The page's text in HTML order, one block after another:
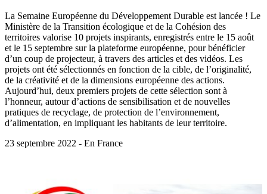
La Semaine Européenne du Développement Durable est lancée ! Le
Ministère de la Transition écologique et de la Cohésion des
territoires valorise 10 projets inspirants, enregistrés entre le 15 août
et le 15 septembre sur la plateforme européenne, pour bénéficier
d’un coup de projecteur, à travers des articles et des vidéos. Les
projets ont été sélectionnés en fonction de la cible, de l’originalité,
de la créativité et de la dimensions européenne des actions.
Aujourd’hui, deux premiers projets de cette sélection sont à
l’honneur, autour d’actions de sensibilisation et de nouvelles
pratiques de recyclage, de protection de l’environnement,
d’alimentation, en impliquant les habitants de leur territoire.
23 septembre 2022 - En France